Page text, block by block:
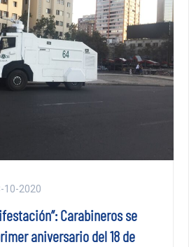
10-2020
Carabineros se
aniversario del 18 de